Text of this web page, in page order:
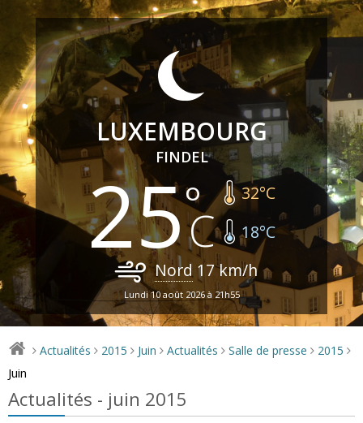
LUXEMBOURG
FINDEL
25 32°C
18°C
Nord 17km/h
Lundi 10 août 2026 à 21h55
> Actualités > 2015 > Juin > Actualités > Salle de presse > 2015 >
Juin
Actualités - juin 2015